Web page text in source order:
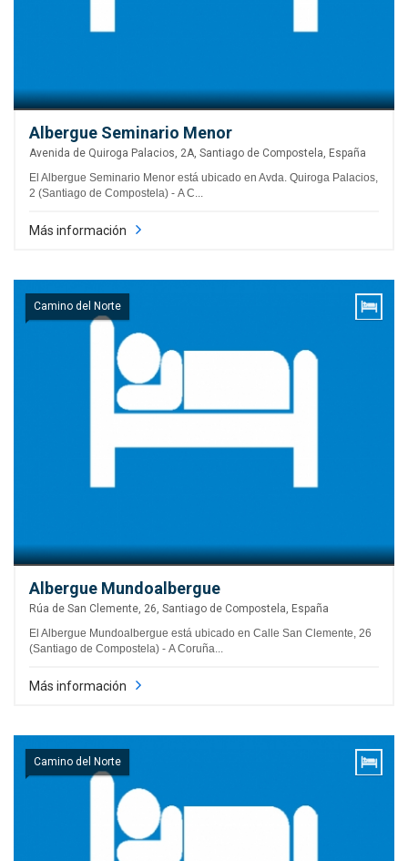
Albergue Seminario Menor
Avenida de Quiroga Palacios, 2A, Santiago de Compostela, España
El Albergue Seminario Menor está ubicado en Avda. Quiroga Palacios,
2 (Santiago de Compostela) - A C...
Más información
Camino del Norte
Albergue Mundoalbergue
Rúa de San Clemente, 26, Santiago de Compostela, España
El Albergue Mundoalbergue está ubicado en Calle San Clemente, 26
(Santiago de Compostela) - A Coruña...
Más información
Camino del Norte